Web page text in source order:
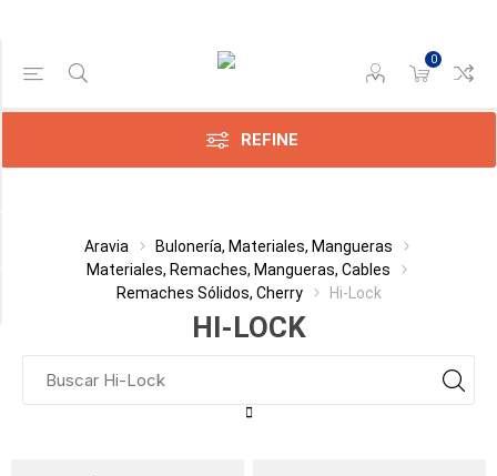
0
REFINE
Aravia
Bulonería, Materiales, Mangueras
Materiales, Remaches, Mangueras, Cables
Remaches Sólidos, Cherry
Hi-Lock
HI-LOCK
Gama de precios
Min:$
Categoría
Fabricante